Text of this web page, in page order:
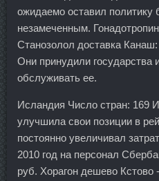
ожидаемо оставил политику
незамеченным.
Станозолол доставка
Они принудили государства
обслуживать ее.
Исландия Число стран: 169
улучшила свои позиции в
постоянно увеличивал
2010 год на персонал
руб. Хорагон дешево